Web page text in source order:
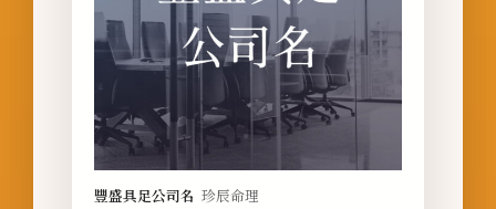
豐盛具足公司名 珍辰命理